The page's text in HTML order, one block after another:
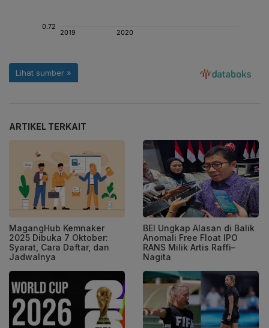
ARTIKEL TERKAIT
MagangHub Kemnaker
2025 Dibuka 7 Oktober:
Syarat, Cara Daftar, dan
Jadwalnya
BEI Ungkap Alasan di Balik
Anomali Free Float IPO
RANS Milik Artis Raffi–
Nagita